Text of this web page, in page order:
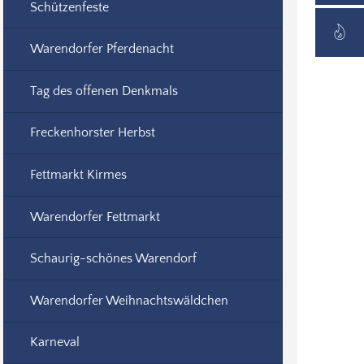
Schützenfeste
Warendorfer Pferdenacht
Tag des offenen Denkmals
Freckenhorster Herbst
Fettmarkt Kirmes
Warendorfer Fettmarkt
Schaurig-schönes Warendorf
Warendorfer Weihnachtswäldchen
Karneval